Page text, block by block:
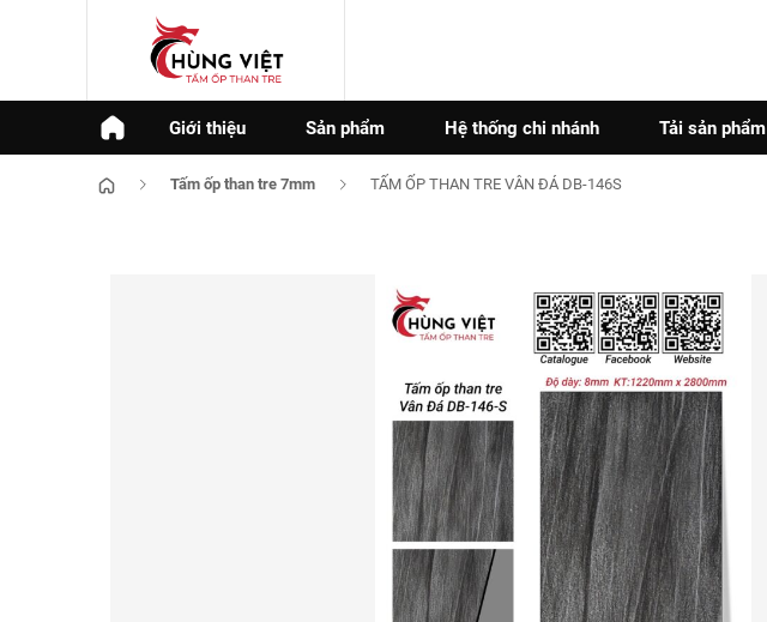
Giới thiệu Sản phẩm Hệ thống chi nhánh Tải sản phẩm
Tấm ốp than tre 7mm TẤM ỐP THAN TRE VÂN ĐÁ DB-146S